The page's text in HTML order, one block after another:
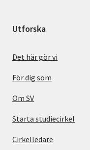
Utforska
Det här gör vi
För dig som
Om SV
Starta studiecirkel
Cirkelledare